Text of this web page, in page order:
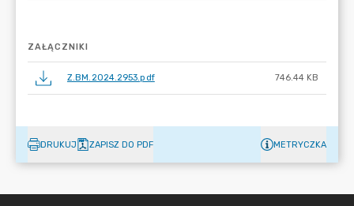
ZAŁĄCZNIKI
Z.BM.2024.2953.pdf 746.44 KB
DRUKUJ ZAPISZ DO PDF METRYCZKA